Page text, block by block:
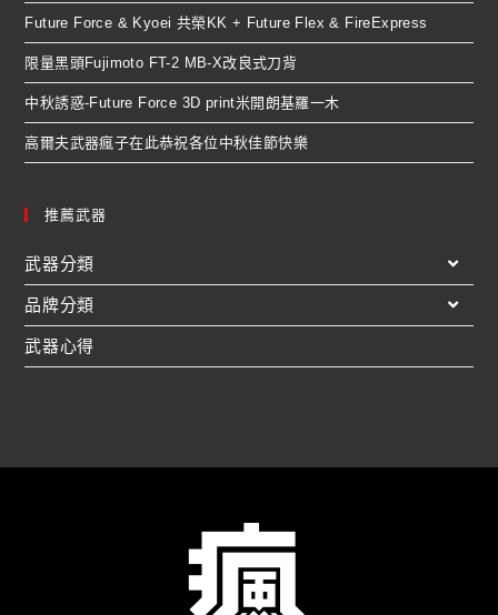
Future Force & Kyoei 共榮KK + Future Flex & FireExpress
限量黑頭Fujimoto FT-2 MB-X改良式刀背
中秋誘惑-Future Force 3D print米開朗基羅一木
高爾夫武器瘋子在此恭祝各位中秋佳節快樂
推薦武器
武器分類
品牌分類
武器心得